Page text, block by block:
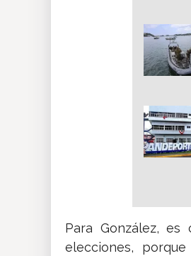
Para González,
elecciones,